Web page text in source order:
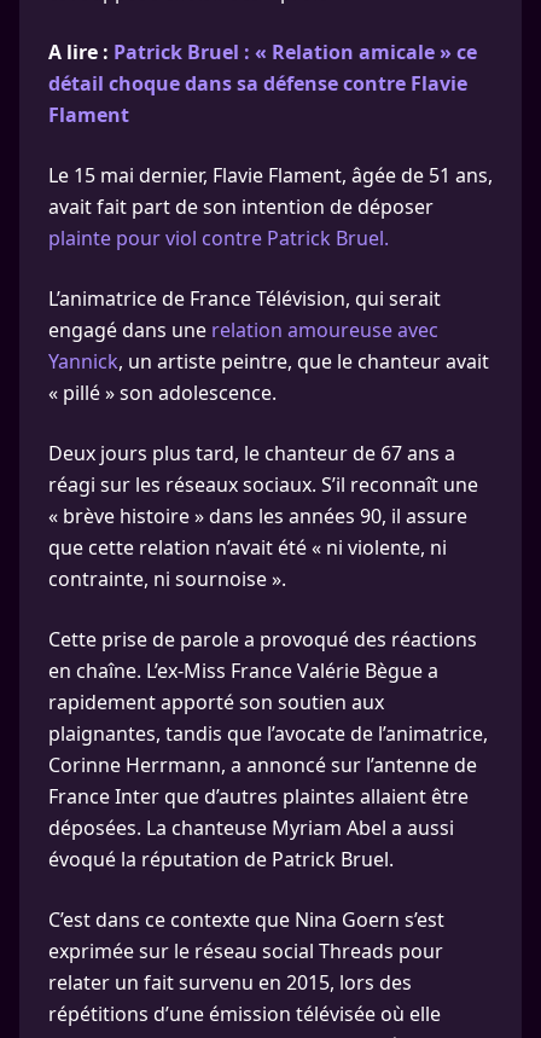
A lire : Patrick Bruel : « Relation amicale » ce
détail choque dans sa défense contre Flavie
Flament
Le 15 mai dernier, Flavie Flament, âgée de 51 ans,
avait fait part de son intention de déposer
plainte pour viol contre Patrick Bruel.
L’animatrice de France Télévision, qui serait
engagé dans une relation amoureuse avec
Yannick, un artiste peintre, que le chanteur avait
« pillé » son adolescence.
Deux jours plus tard, le chanteur de 67 ans a
réagi sur les réseaux sociaux. S’il reconnaît une
« brève histoire » dans les années 90, il assure
que cette relation n’avait été « ni violente, ni
contrainte, ni sournoise ».
Cette prise de parole a provoqué des réactions
en chaîne. L’ex-Miss France Valérie Bègue a
rapidement apporté son soutien aux
plaignantes, tandis que l’avocate de l’animatrice,
Corinne Herrmann, a annoncé sur l’antenne de
France Inter que d’autres plaintes allaient être
déposées. La chanteuse Myriam Abel a aussi
évoqué la réputation de Patrick Bruel.
C’est dans ce contexte que Nina Goern s’est
exprimée sur le réseau social Threads pour
relater un fait survenu en 2015, lors des
répétitions d’une émission télévisée où elle